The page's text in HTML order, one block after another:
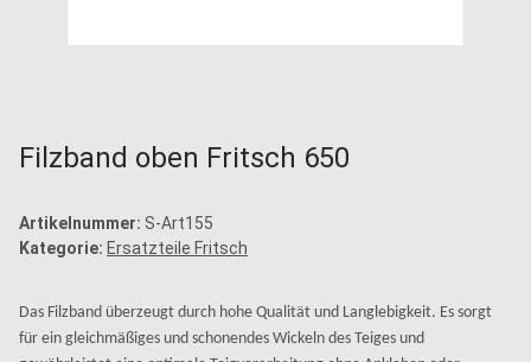
Filzband oben Fritsch 650
Artikelnummer: S-Art155
Kategorie: Ersatzteile Fritsch
Das Filzband überzeugt durch hohe Qualität und Langlebigkeit. Es sorgt
für ein gleichmäßiges und schonendes Wickeln des Teiges und